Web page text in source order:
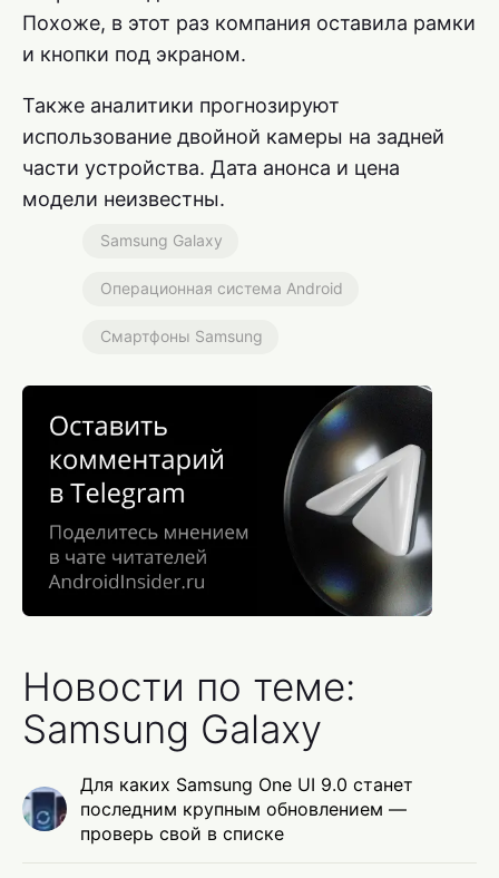
Похоже, в этот раз компания оставила рамки
и кнопки под экраном.
Также аналитики прогнозируют
использование двойной камеры на задней
части устройства. Дата анонса и цена
модели неизвестны.
Samsung Galaxy
Операционная система Android
Смартфоны Samsung
Новости по теме:
Samsung Galaxy
Для каких Samsung One UI 9.0 станет
последним крупным обновлением —
проверь свой в списке